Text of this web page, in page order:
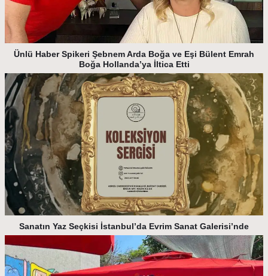
Ünlü Haber Spikeri Şebnem Arda Boğa ve Eşi Bülent Emrah
Boğa Hollanda’ya İltica Etti
Sanatın Yaz Seçkisi İstanbul’da Evrim Sanat Galerisi’nde